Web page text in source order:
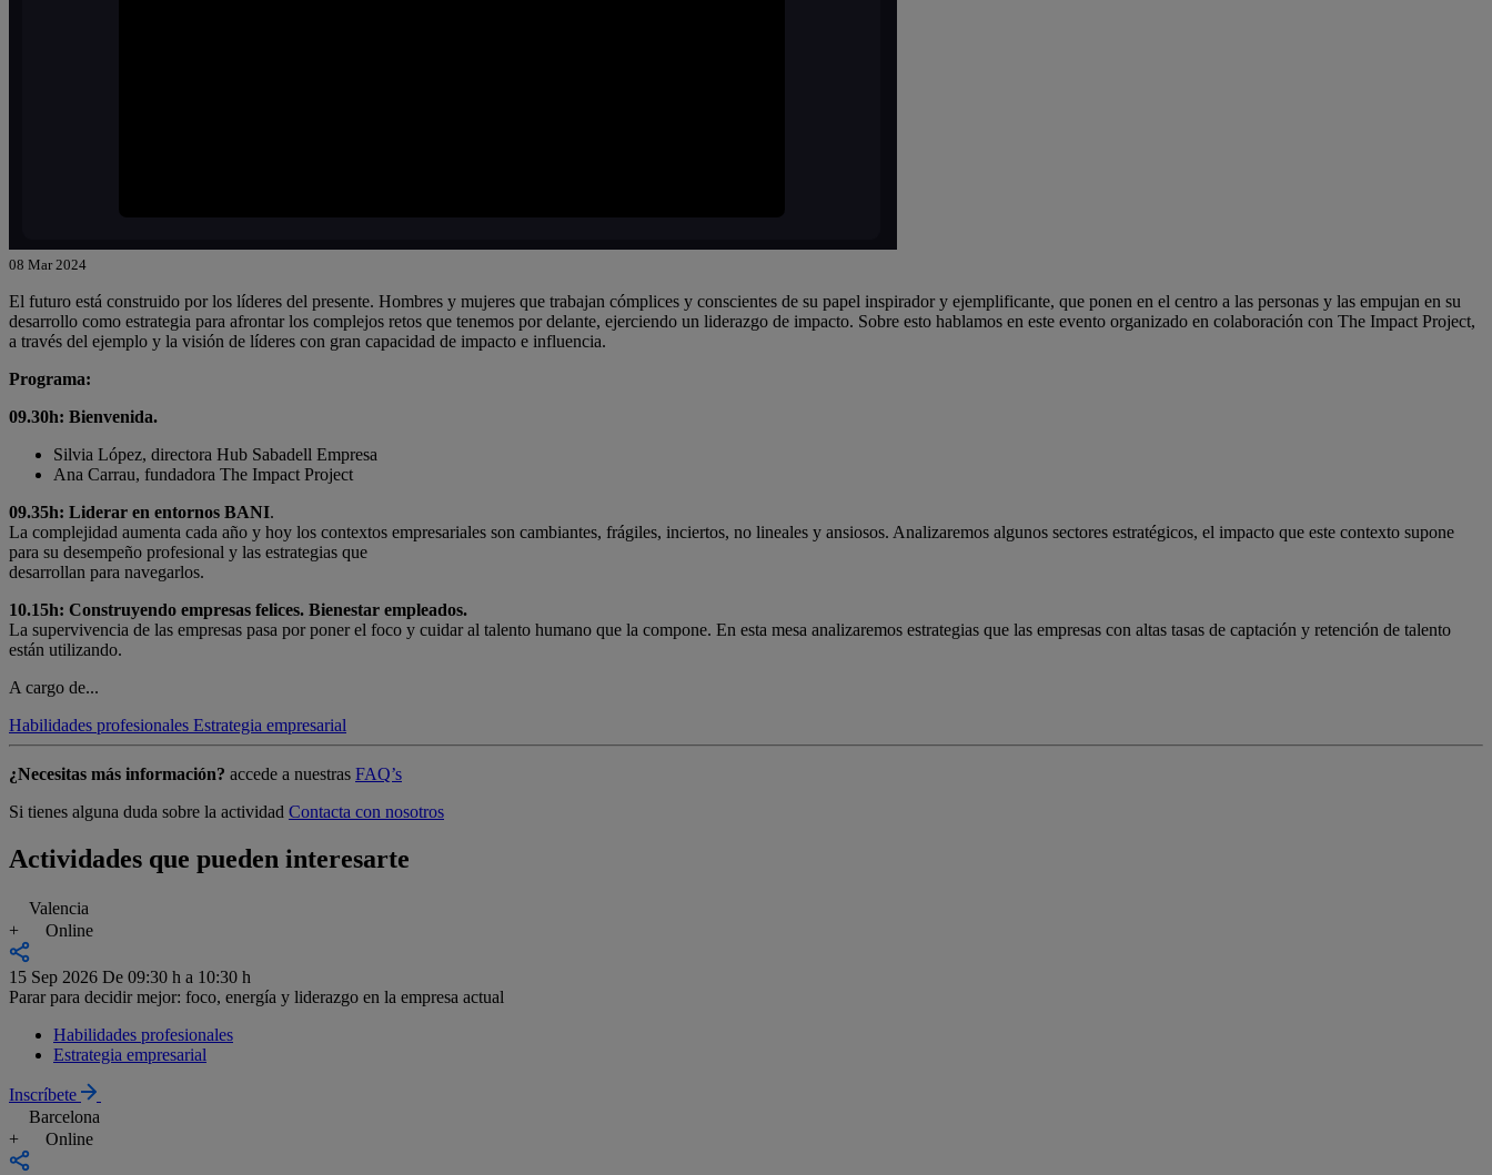
08 Mar 2024
El futuro está construido por los líderes del presente. Hombres y mujeres que trabajan cómplices y conscientes de su papel inspirador y ejemplificante, que ponen en el centro a las personas y las empujan en su
desarrollo como estrategia para afrontar los complejos retos que tenemos por delante, ejerciendo un liderazgo de impacto. Sobre esto hablamos en este evento organizado en colaboración con The Impact Project,
a través del ejemplo y la visión de líderes con gran capacidad de impacto e influencia.
Programa:
09.30h: Bienvenida.
Silvia López, directora Hub Sabadell Empresa
Ana Carrau, fundadora The Impact Project
09.35h: Liderar en entornos BANI.
La complejidad aumenta cada año y hoy los contextos empresariales son cambiantes, frágiles, inciertos, no lineales y ansiosos. Analizaremos algunos sectores estratégicos, el impacto que este contexto supone
para su desempeño profesional y las estrategias que
desarrollan para navegarlos.
10.15h: Construyendo empresas felices. Bienestar empleados.
La supervivencia de las empresas pasa por poner el foco y cuidar al talento humano que la compone. En esta mesa analizaremos estrategias que las empresas con altas tasas de captación y retención de talento
están utilizando.
A cargo de...
Habilidades profesionales Estrategia empresarial
¿Necesitas más información? accede a nuestras FAQ’s
Si tienes alguna duda sobre la actividad Contacta con nosotros
Actividades que pueden interesarte
Valencia
+
Online
15 Sep 2026 De 09:30 h a 10:30 h
Parar para decidir mejor: foco, energía y liderazgo en la empresa actual
Habilidades profesionales
Estrategia empresarial
Inscríbete
Barcelona
+
Online